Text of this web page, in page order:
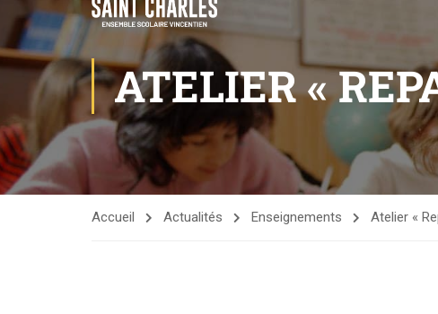
ATELIER «
Accueil Actualités Enseignements Atelier «